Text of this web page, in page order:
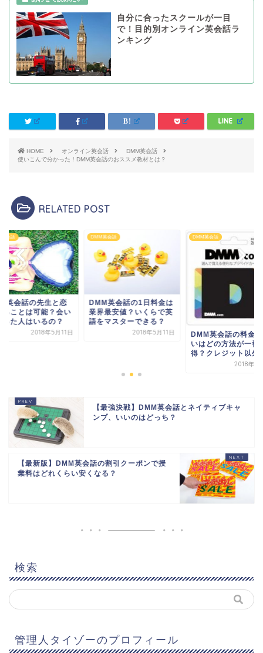
自分に合ったスクールが一目
で！目的別オンライン英会話ラ
ンキング
HOME オンライン英会話
DMM英会話
使いこんで分かった！DMM英会話のおススメ教材とは？
RELATED POST
会話
英会話の先生と恋
ることは可能？会い
った人はいるの？
2018年5月11日
DMM英会話
DMM英会話の1日料金は
業界最安値？いくらで英
語をマスターできる？
2018年5月11日
DMM英会話
DMM英会話の料金
いはどの方法が一番
得？クレジット以外
2018年5
【最強決戦】DMM英会話とネイティブキャ
ンプ、いいのはどっち？
【最新版】DMM英会話の割引クーポンで授
業料はどれくらい安くなる？
検索
管理人タイゾーのプロフィール